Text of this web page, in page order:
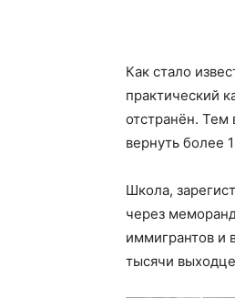
Как стало
практический
отстранён.
вернуть более
Школа,
через
иммигрантов и
тысячи